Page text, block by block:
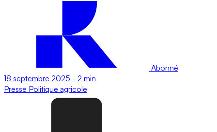
Abonné
18 septembre 2025 - 2 min
Presse Politique agricole